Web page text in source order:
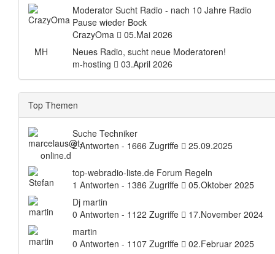
Moderator Sucht Radio - nach 10 Jahre Radio
Pause wieder Bock
CrazyOma
05.Mai 2026
MH
Neues Radio, sucht neue Moderatoren!
m-hosting
03.April 2026
Top Themen
Suche Techniker
2 Antworten - 1666 Zugriffe
25.09.2025
top-webradio-liste.de Forum Regeln
1 Antworten - 1386 Zugriffe
05.Oktober 2025
Dj martin
0 Antworten - 1122 Zugriffe
17.November 2024
martin
0 Antworten - 1107 Zugriffe
02.Februar 2025